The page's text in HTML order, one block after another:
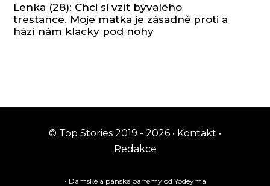
Lenka (28): Chci si vzít bývalého
trestance. Moje matka je zásadně proti a
hází nám klacky pod nohy
© Top Stories 2019 - 2026 • Kontakt •
Redakce
• Dámské a pánské parfémyod Yodeyma